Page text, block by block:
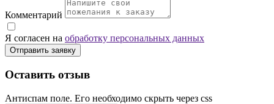
Комментарий
Я согласен на обработку персональных данных
Отправить заявку
Оставить отзыв
Антиспам поле. Его необходимо скрыть через css